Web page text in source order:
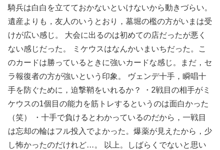
騎兵は白白を立てておかないといけないから動きづらい。
遺産よりも，友人のいうとおり，墓堀の檻の方がいまは受
けが広い感じ。 大会に出るのは初めての店だったが悪く
ない感じだった。 ミケウスはなんかいまいちだった。こ
のカードは勝っているときに強いカードな感じ。まだ，セ
ラ報復者の方が強いという印象。 ヴェンデ十手，瞬唱十
手を防ぐために，迫撃鞘をいれるか？ ・2戦目の相手がミ
ケウスの1個目の能力を筋トレするというのは面白かった
（笑） ・十手で負けるとわかっているのだから，一戦目
は忘却の輪はフル投入でよかった。爆薬が見えたから，少
し怖かったのだけれど…。 以上。しばらくでないと思い